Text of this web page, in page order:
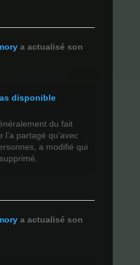
a actualisé son
disponible
du fait
partagé qu’avec
a modifié qui
a actualisé son